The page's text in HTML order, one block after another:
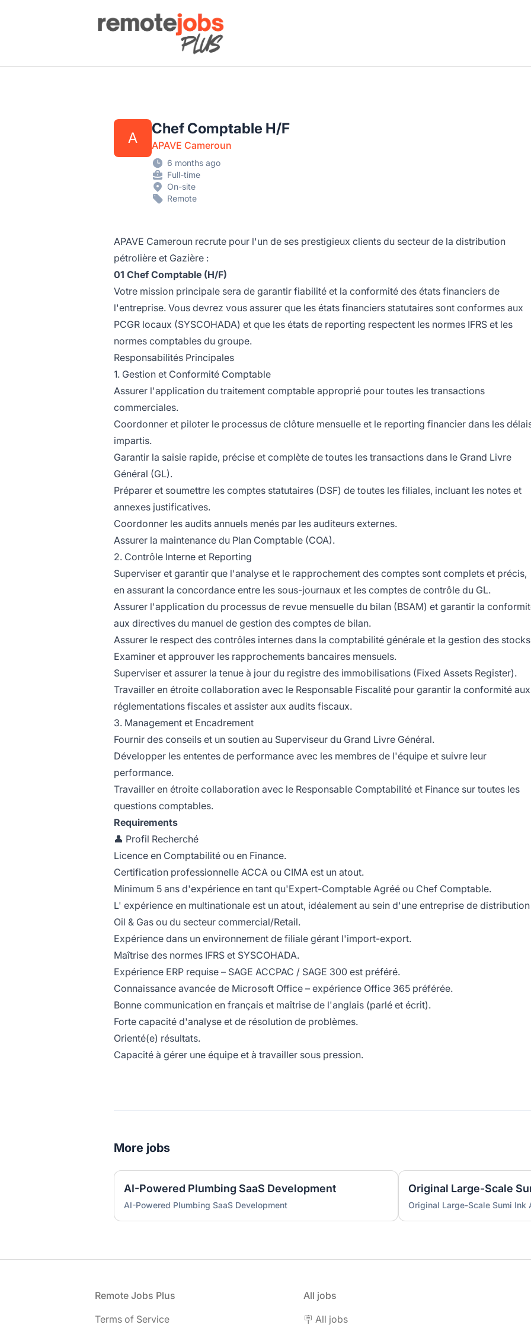
Remote Jobs Plus
A
Chef Comptable H/F
APAVE Cameroun
6 months ago
Full-time
On-site
Remote
APAVE Cameroun recrute pour l'un de ses prestigieux clients du secteur de la distribution
pétrolière et Gazière :
01 Chef Comptable (H/F)
Votre mission principale sera de garantir fiabilité et la conformité des états financiers de
l'entreprise. Vous devrez vous assurer que les états financiers statutaires sont conformes aux
PCGR locaux (SYSCOHADA) et que les états de reporting respectent les normes IFRS et les
normes comptables du groupe.
Responsabilités Principales
1. Gestion et Conformité Comptable
Assurer l'application du traitement comptable approprié pour toutes les transactions
commerciales.
Coordonner et piloter le processus de clôture mensuelle et le reporting financier dans les
impartis.
Garantir la saisie rapide, précise et complète de toutes les transactions dans le Grand Livre
Général (GL).
Préparer et soumettre les comptes statutaires (DSF) de toutes les filiales, incluant les notes et
annexes justificatives.
Coordonner les audits annuels menés par les auditeurs externes.
Assurer la maintenance du Plan Comptable (COA).
2. Contrôle Interne et Reporting
Superviser et garantir que l'analyse et le rapprochement des comptes sont complets et précis,
en assurant la concordance entre les sous-journaux et les comptes de contrôle du GL.
Assurer l'application du processus de revue mensuelle du bilan (BSAM) et garantir la
aux directives du manuel de gestion des comptes de bilan.
Assurer le respect des contrôles internes dans la comptabilité générale et la gestion des
Examiner et approuver les rapprochements bancaires mensuels.
Superviser et assurer la tenue à jour du registre des immobilisations (Fixed Assets Register).
Travailler en étroite collaboration avec le Responsable Fiscalité pour garantir la conformité aux
réglementations fiscales et assister aux audits fiscaux.
3. Management et Encadrement
Fournir des conseils et un soutien au Superviseur du Grand Livre Général.
Développer les ententes de performance avec les membres de l'équipe et suivre leur
performance.
Travailler en étroite collaboration avec le Responsable Comptabilité et Finance sur toutes les
questions comptables.
Requirements
👤 Profil Recherché
Licence en Comptabilité ou en Finance.
Certification professionnelle ACCA ou CIMA est un atout.
Minimum 5 ans d'expérience en tant qu'Expert-Comptable Agréé ou Chef Comptable.
L' expérience en multinationale est un atout, idéalement au sein d'une entreprise de distribution
Oil & Gas ou du secteur commercial/Retail.
Expérience dans un environnement de filiale gérant l'import-export.
Maîtrise des normes IFRS et SYSCOHADA.
Expérience ERP requise – SAGE ACCPAC / SAGE 300 est préféré.
Connaissance avancée de Microsoft Office – expérience Office 365 préférée.
Bonne communication en français et maîtrise de l'anglais (parlé et écrit).
Forte capacité d'analyse et de résolution de problèmes.
Orienté(e) résultats.
Capacité à gérer une équipe et à travailler sous pression.
More jobs
AI-Powered Plumbing SaaS Development
AI-Powered Plumbing SaaS Development
Original Large-Scale
Original Large-Scale Sumi Ink
Remote Jobs Plus
Terms of Service
All jobs
🪧 All jobs